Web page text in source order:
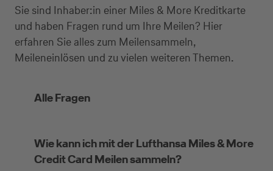
Sie sind Inhaber:in einer Miles & More Kreditkarte
und haben Fragen rund um Ihre Meilen? Hier
erfahren Sie alles zum Meilensammeln,
Meileneinlösen und zu vielen weiteren Themen.
Alle Fragen
Wie kann ich mit der Lufthansa Miles & More
Credit Card Meilen sammeln?